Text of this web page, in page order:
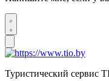
Туристический сервис